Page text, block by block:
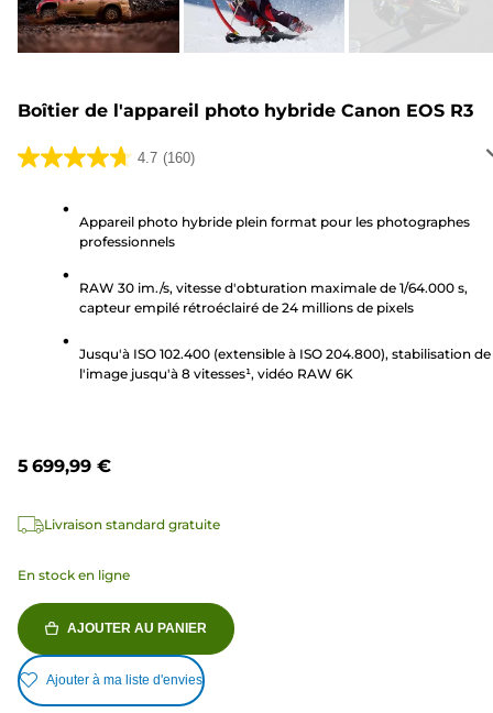
Boîtier de l'appareil photo hybride Canon EOS R3
4.7 (160)
4.7
Appareil photo hybride plein format pour les photographes
professionnels
RAW 30 im./s, vitesse d'obturation maximale de 1/64.000 s,
capteur empilé rétroéclairé de 24 millions de pixels
Jusqu'à ISO 102.400 (extensible à ISO 204.800), stabilisation de
l'image jusqu'à 8 vitesses¹, vidéo RAW 6K
5 699,99 €
Livraison standard gratuite
En stock en ligne
AJOUTER AU PANIER
Ajouter à ma liste d'envies